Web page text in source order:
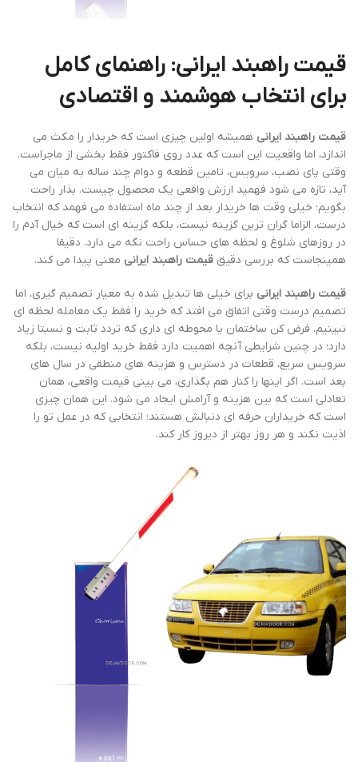
قیمت راهبند ایرانی: راهنمای کامل
برای انتخاب هوشمند و اقتصادی
قیمت راهبند ایرانی همیشه اولین چیزی است که خریدار را مکث می
اندازد، اما واقعیت این است که عدد روی فاکتور فقط بخشی از ماجراست.
وقتی پای نصب، سرویس، تامین قطعه و دوام چند ساله به میان می
آید، تازه می شود فهمید ارزش واقعی یک محصول چیست. بذار راحت
بگویم؛ خیلی وقت ها خریدار بعد از چند ماه استفاده می فهمد که انتخاب
درست، الزاما گران ترین گزینه نیست، بلکه گزینه ای است که خیال آدم را
در روزهای شلوغ و لحظه های حساس راحت نگه می دارد. دقیقا
همینجاست که بررسی دقیق قیمت راهبند ایرانی معنی پیدا می کند.
قیمت راهبند ایرانی برای خیلی ها تبدیل شده به معیار تصمیم گیری، اما
تصمیم درست وقتی اتفاق می افتد که خرید را فقط یک معامله لحظه ای
نبینیم. فرض کن ساختمان یا محوطه ای داری که تردد ثابت و نسبتا زیاد
دارد؛ در چنین شرایطی آنچه اهمیت دارد فقط خرید اولیه نیست، بلکه
سرویس سریع، قطعات در دسترس و هزینه های منطقی در سال های
بعد است. اگر اینها را کنار هم بگذاری، می بینی قیمت واقعی، همان
تعادلی است که بین هزینه و آرامش ایجاد می شود. این همان چیزی
است که خریداران حرفه ای دنبالش هستند؛ انتخابی که در عمل تو را
اذیت نکند و هر روز بهتر از دیروز کار کند.